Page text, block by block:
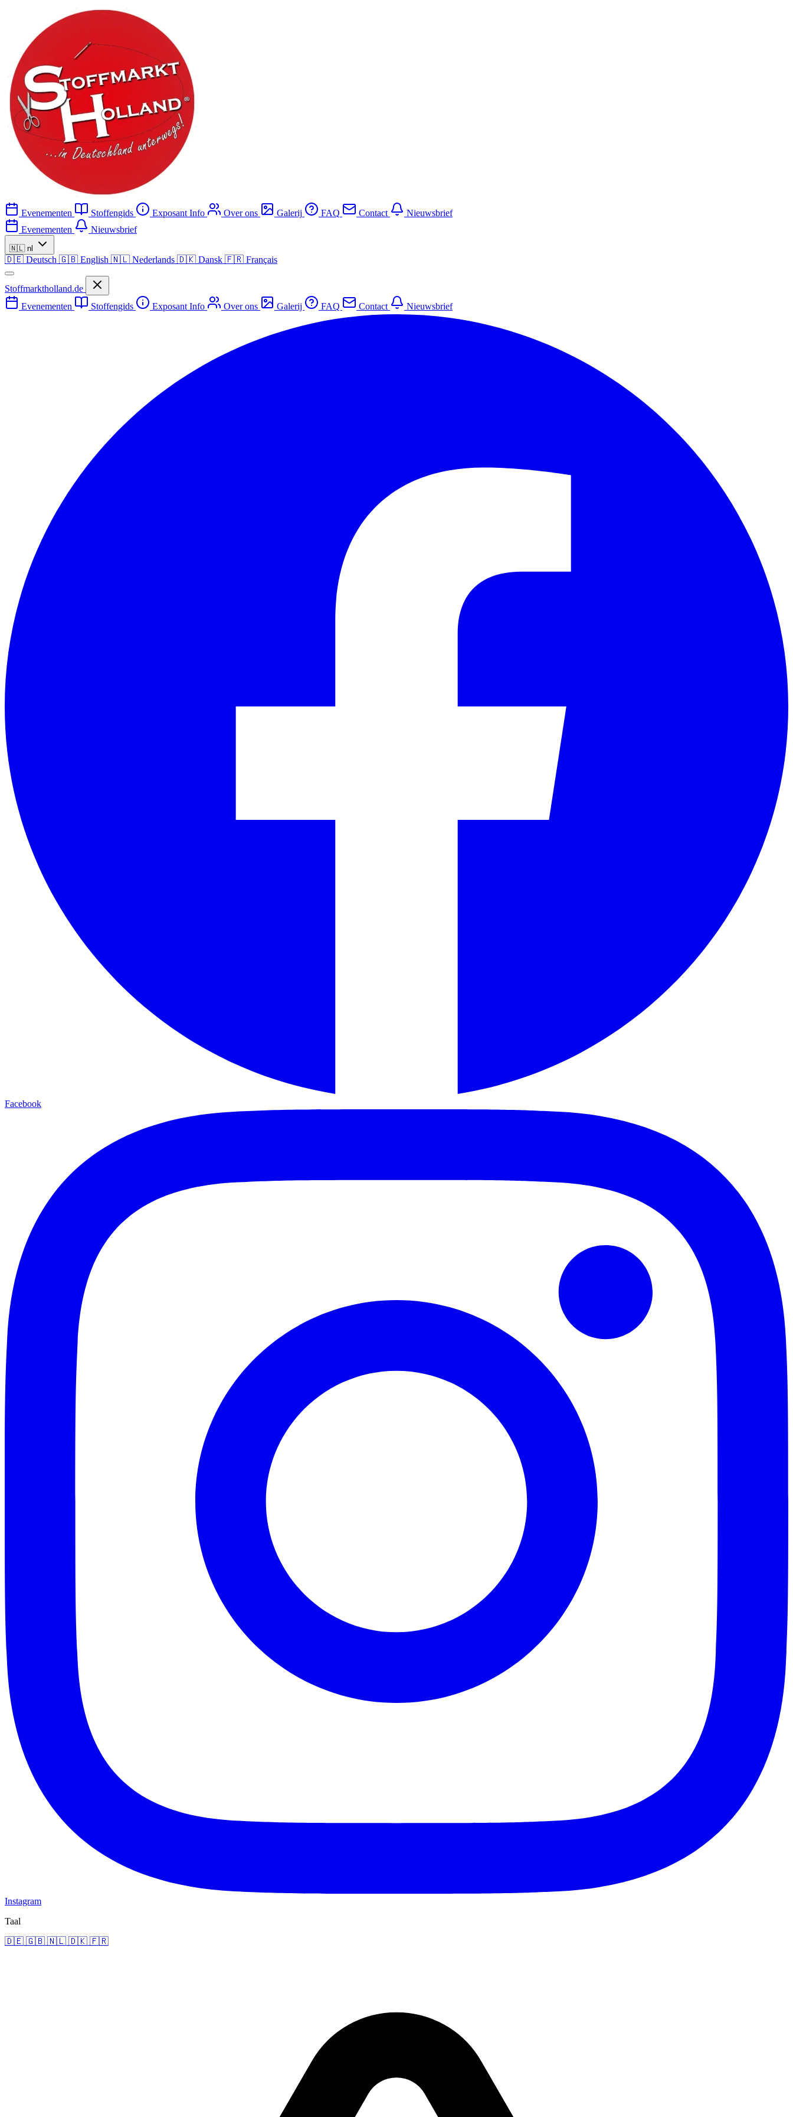
Evenementen Stoffengids Exposant Info Over ons Galerij FAQ Contact
Nieuwsbrief
Evenementen
Nieuwsbrief
🇳🇱 nl
🇩🇪 Deutsch 🇬🇧 English 🇳🇱 Nederlands 🇩🇰 Dansk 🇫🇷 Français
Stoffmarktholland.de
Evenementen
Stoffengids Exposant Info Over ons Galerij FAQ Contact Nieuwsbrief
Facebook
Instagram
Taal
🇩🇪 🇬🇧 🇳🇱 🇩🇰 🇫🇷